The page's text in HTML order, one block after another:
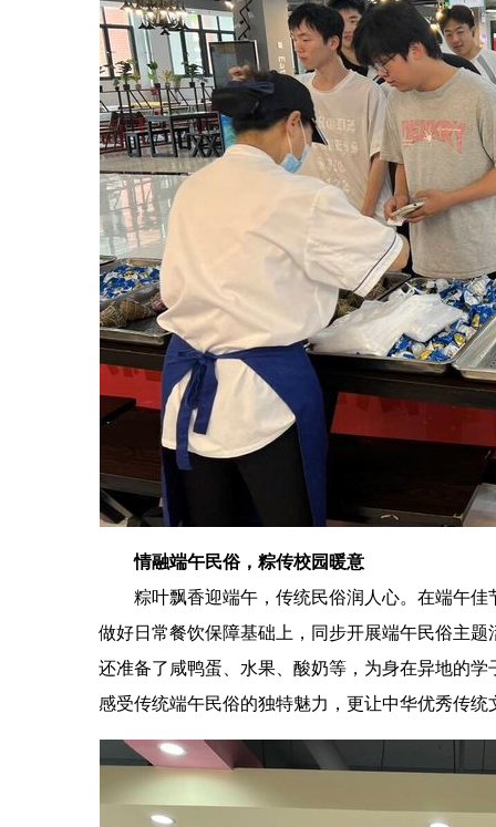
情融端午民俗，粽传校园暖意
粽叶飘香迎端午， 传统民俗润人心。在端午佳
做好日常餐饮保障基础上，同步开展端午民俗主
还准备了咸鸭蛋、水果、酸奶等，为身在异地的学
感受传统端午民俗的独特魅力 ，更让中华优秀传